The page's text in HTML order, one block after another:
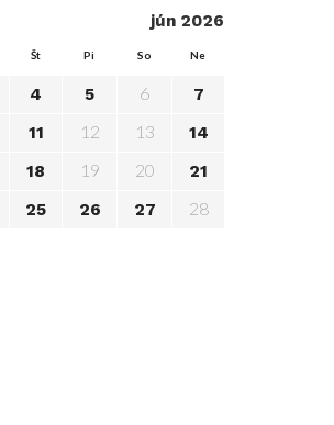
jún 2026
Št Pi So Ne
4 5 6 7
11 12 13 14
18 19 20
21
25 26 27
28